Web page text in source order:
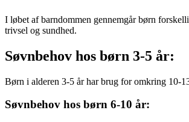
I løbet af barndommen gennemgår børn
trivsel og sundhed.
Søvnbehov hos børn 3-5 år:
Børn i alderen 3-5 år har brug for omkring 10-
Søvnbehov hos børn 6-10 år: